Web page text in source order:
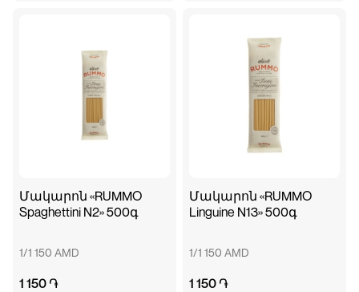
Մակարոն «RUMMO
Spaghettini N2» 500գ
1/1 150 AMD
1 150 ֏
Մակարոն «RUMMO
Linguine N13» 500գ
1/1 150 AMD
1 150 ֏